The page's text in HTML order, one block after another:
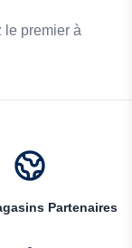
le premier à
Partenaires